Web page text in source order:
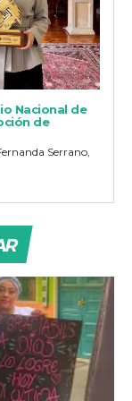
Nacional de
de
Serrano,